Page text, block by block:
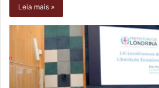
Leia mais »